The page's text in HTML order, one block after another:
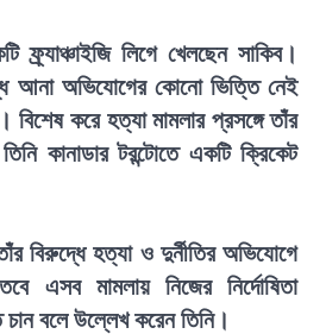
ফ্র্যাঞ্চাইজি লিগে খেলছেন সাকিব।
আনা অভিযোগের কোনো ভিত্তি নেই
বিশেষ করে হত্যা মামলার প্রসঙ্গে তাঁর
কানাডার টরন্টোতে একটি ক্রিকেট
বিরুদ্ধে হত্যা ও দুর্নীতির অভিযোগে
এসব মামলায় নিজের নির্দোষিতা
বলে উল্লেখ করেন তিনি।